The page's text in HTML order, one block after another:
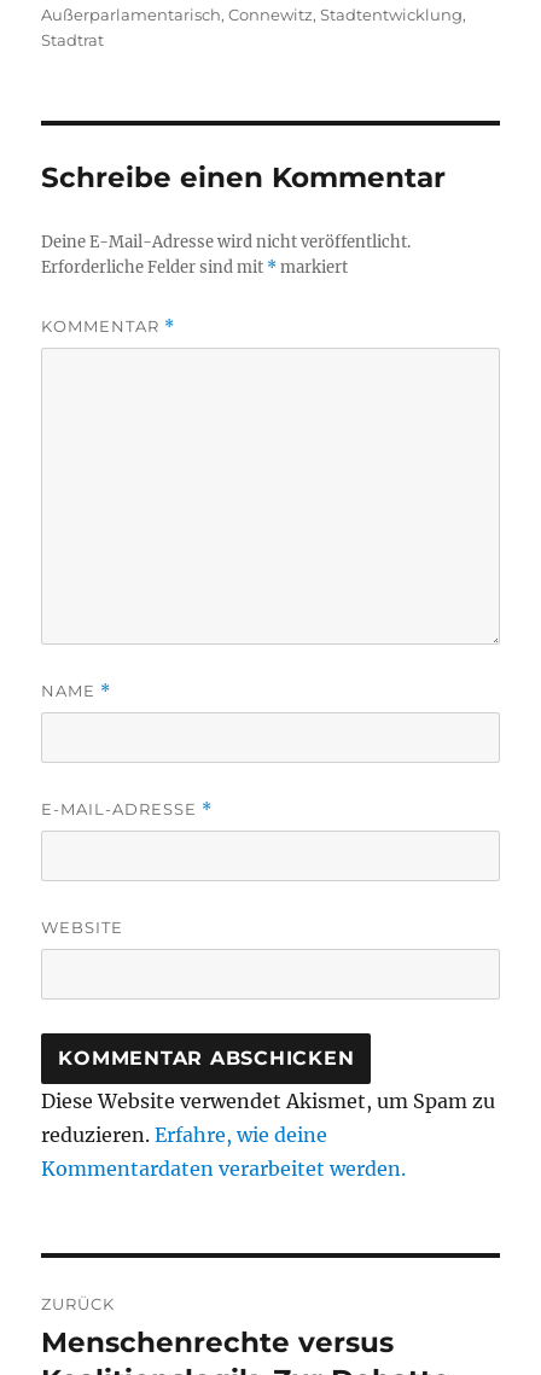
am
Außerparlamentarisch,Connewitz,Stadtentwicklung,
Stadtrat
Schreibe einen Kommentar
Deine E-Mail-Adresse wird nicht veröffentlicht.
Erforderliche Felder sind mit *markiert
KOMMENTAR *
NAME *
E-MAIL-ADRESSE *
WEBSITE
Diese Website verwendet Akismet, um Spam zu
reduzieren.Erfahre, wie deine
Kommentardaten verarbeitet werden.
ZURÜCK
Vorheriger
Menschenrechte versus